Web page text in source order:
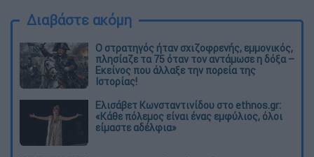
Διαβάστε ακόμη
O στρατηγός ήταν σχιζοφρενής, εμμονικός,
πλησίαζε τα 75 όταν τον αντάμωσε η δόξα –
Εκείνος που άλλαξε την πορεία της
Ιστορίας!
Ελισάβετ Κωνσταντινίδου στο ethnos.gr:
«Κάθε πόλεμος είναι ένας εμφύλιος, όλοι
είμαστε αδέλφια»